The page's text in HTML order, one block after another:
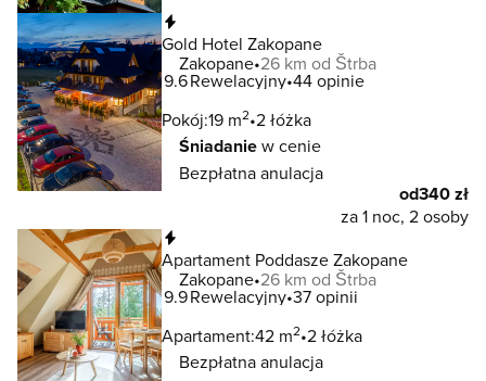
Gold Hotel Zakopane
Zakopane 26 km od Štrba
9.6Rewelacyjny 44 opinie
Pokój:19 m2 2 łóżka
Śniadaniew cenie
Bezpłatna anulacja
od340 zł
za 1 noc, 2 osoby
Apartament Poddasze Zakopane
Zakopane 26 km od Štrba
9.9Rewelacyjny 37 opinii
Apartament:42 m2 2 łóżka
Bezpłatna anulacja